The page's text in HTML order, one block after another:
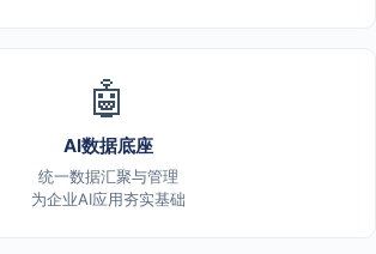
🤖
AI数据底座
统一数据汇聚与管理
为企业AI应用夯实基础